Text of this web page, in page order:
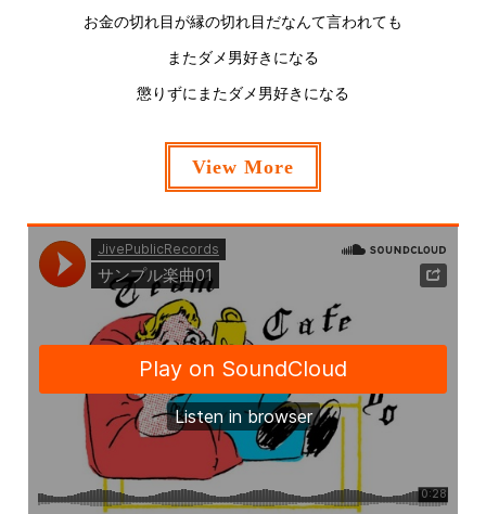
お金の切れ目が縁の切れ目だなんて言われても
またダメ男好きになる
懲りずにまたダメ男好きになる
View More